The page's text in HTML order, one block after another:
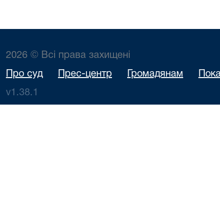
2026 © Всі права захищені
Про суд Прес-центр Громадянам
v1.38.1